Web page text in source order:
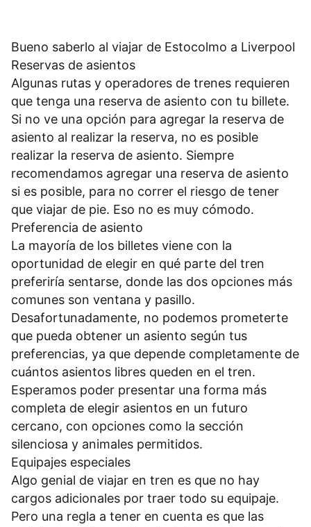
Bueno saberlo al viajar de Estocolmo a Liverpool
Reservas de asientos
Algunas rutas y operadores de trenes requieren
que tenga una reserva de asiento con tu billete.
Si no ve una opción para agregar la reserva de
asiento al realizar la reserva, no es posible
realizar la reserva de asiento. Siempre
recomendamos agregar una reserva de asiento
si es posible, para no correr el riesgo de tener
que viajar de pie. Eso no es muy cómodo.
Preferencia de asiento
La mayoría de los billetes viene con la
oportunidad de elegir en qué parte del tren
preferiría sentarse, donde las dos opciones más
comunes son ventana y pasillo.
Desafortunadamente, no podemos prometerte
que pueda obtener un asiento según tus
preferencias, ya que depende completamente de
cuántos asientos libres queden en el tren.
Esperamos poder presentar una forma más
completa de elegir asientos en un futuro
cercano, con opciones como la sección
silenciosa y animales permitidos.
Equipajes especiales
Algo genial de viajar en tren es que no hay
cargos adicionales por traer todo su equipaje.
Pero una regla a tener en cuenta es que las